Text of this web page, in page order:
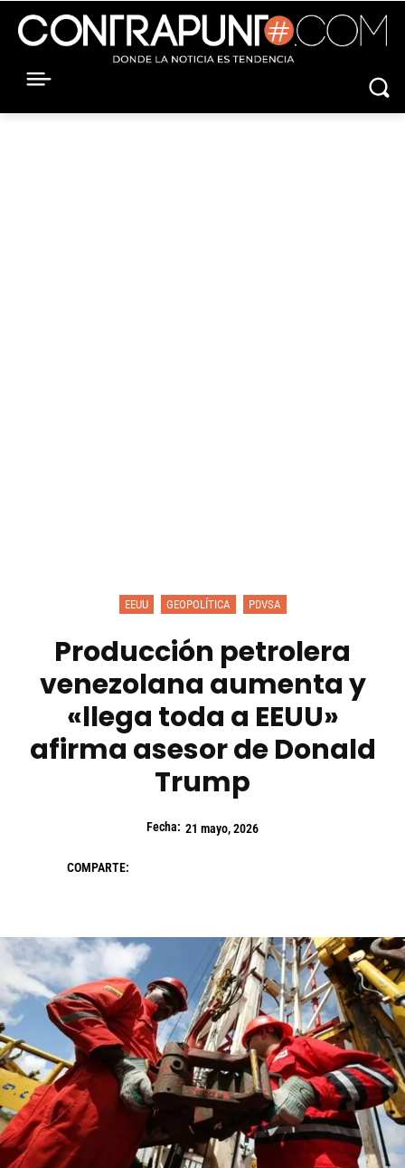
EEUU GEOPOLÍTICA PDVSA
Producción petrolera
venezolana aumenta y
«llega toda a EEUU»
afirma asesor de Donald
Trump
Fecha: 21 mayo, 2026
COMPARTE: